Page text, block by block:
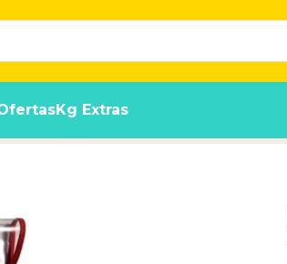
Kg Extras
Talle 55